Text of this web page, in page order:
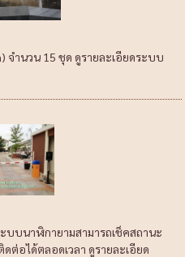
จำนวน 15 ชุด ดูรายละเอียดระบบ
บบนาฬิกายามสามารถเช็คสถานะ
ต่อได้ตลอดเวลา ดูรายละเอียด